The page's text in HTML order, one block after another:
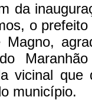
da
o
Magno,
vicinal
município.